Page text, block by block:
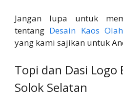
Jangan lupa untuk
tentang Desain Kaos
yang kami sajikan untuk
Topi dan Dasi Logo
Solok Selatan